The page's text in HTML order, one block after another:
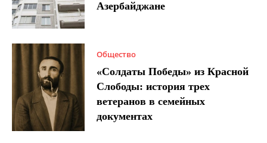
Азербайджане
Общество
«Солдаты Победы» из Красной
Слободы: история трех
ветеранов в семейных
документах